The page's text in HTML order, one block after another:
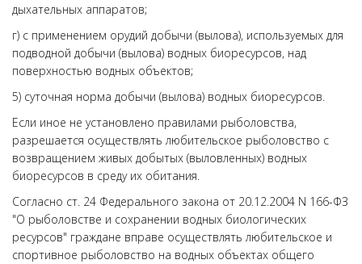
дыхательных аппаратов;
г) с применением орудий добычи (вылова), используемых для
подводной добычи (вылова) водных биоресурсов, над
поверхностью водных объектов;
5) суточная норма добычи (вылова) водных биоресурсов.
Если иное не установлено правилами рыболовства,
разрешается осуществлять любительское рыболовство с
возвращением живых добытых (выловленных) водных
биоресурсов в среду их обитания.
Согласно ст. 24 Федерального закона от 20.12.2004 N 166-ФЗ
"О рыболовстве и сохранении водных биологических
ресурсов" граждане вправе осуществлять любительское и
спортивное рыболовство на водных объектах общего